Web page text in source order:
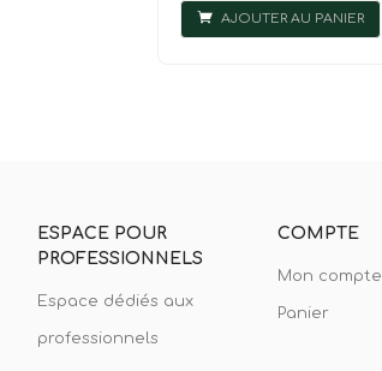
AJOUTER AU PANIER
ESPACE POUR
PROFESSIONNELS
Espace dédiés aux
professionnels
COMPTE
Mon compte
Panier